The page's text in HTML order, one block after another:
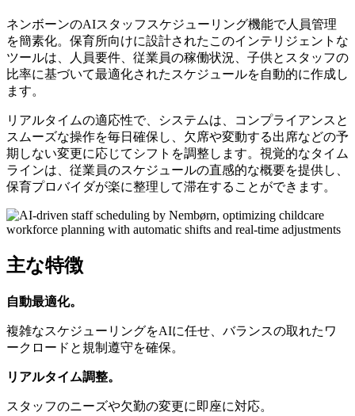
ネンボーンのAIスタッフスケジューリング機能で人員管理
を簡素化。保育所向けに設計されたこのインテリジェントな
ツールは、人員要件、従業員の稼働状況、子供とスタッフの
比率に基づいて最適化されたスケジュールを自動的に作成し
ます。
リアルタイムの適応性で、システムは、コンプライアンスと
スムーズな操作を毎日確保し、欠席や変動する出席などの予
期しない変更に応じてシフトを調整します。視覚的なタイム
ラインは、従業員のスケジュールの直感的な概要を提供し、
保育プロバイダが楽に整理して滞在することができます。
主な特徴
自動最適化。
複雑なスケジューリングをAIに任せ、バランスの取れたワ
ークロードと規制遵守を確保。
リアルタイム調整。
スタッフのニーズや欠勤の変更に即座に対応。